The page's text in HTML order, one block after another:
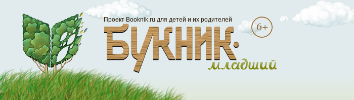
Проект Booknik.ru для детей и их родителей